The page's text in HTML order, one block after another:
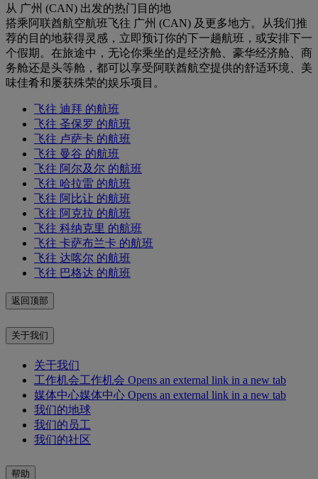
从 广州 (CAN) 出发的热门目的地
搭乘阿联酋航空航班飞往 广州 (CAN) 及更多地方。从我们推
荐的目的地获得灵感，立即预订你的下一趟航班，或安排下一
个假期。在旅途中，无论你乘坐的是经济舱、豪华经济舱、商
务舱还是头等舱，都可以享受阿联酋航空提供的舒适环境、美
味佳肴和屡获殊荣的娱乐项目。
飞往 迪拜 的航班
飞往 圣保罗 的航班
飞往 卢萨卡 的航班
飞往 曼谷 的航班
飞往 阿尔及尔 的航班
飞往 哈拉雷 的航班
飞往 阿比让 的航班
飞往 阿克拉 的航班
飞往 科纳克里 的航班
飞往 卡萨布兰卡 的航班
飞往 达喀尔 的航班
飞往 巴格达 的航班
返回顶部
关于我们
关于我们
工作机会工作机会 Opens an external link in a new tab
媒体中心媒体中心 Opens an external link in a new tab
我们的地球
我们的员工
我们的社区
帮助